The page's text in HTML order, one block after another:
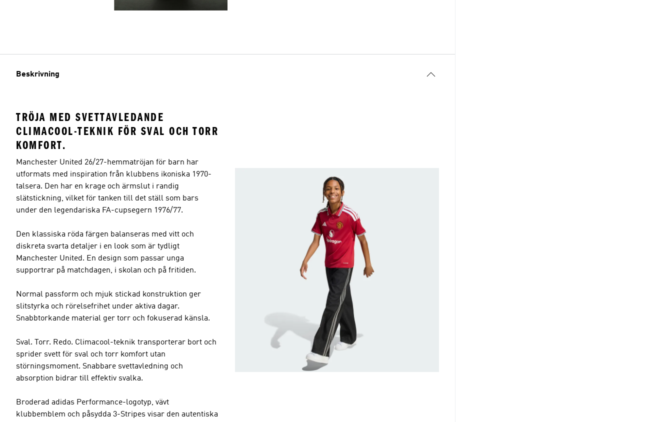
Beskrivning
TRÖJA MED SVETTAVLEDANDE
CLIMACOOL-TEKNIK FÖR SVAL OCH TORR
KOMFORT.
Manchester United 26/27-hemmatröjan för barn har
utformats med inspiration från klubbens ikoniska 1970-
talsera. Den har en krage och ärmslut i randig
slätstickning, vilket för tanken till det ställ som bars
under den legendariska FA-cupsegern 1976/77.
Den klassiska röda färgen balanseras med vitt och
diskreta svarta detaljer i en look som är tydligt
Manchester United. En design som passar unga
supportrar på matchdagen, i skolan och på fritiden.
Normal passform och mjuk stickad konstruktion ger
slitstyrka och rörelsefrihet under aktiva dagar.
Snabbtorkande material ger torr och fokuserad känsla.
Sval. Torr. Redo. Climacool-teknik transporterar bort och
sprider svett för sval och torr komfort utan
störningsmoment. Snabbare svettavledning och
absorption bidrar till effektiv svalka.
Broderad adidas Performance-logotyp, vävt
klubbemblem och påsydda 3-Stripes visar den autentiska